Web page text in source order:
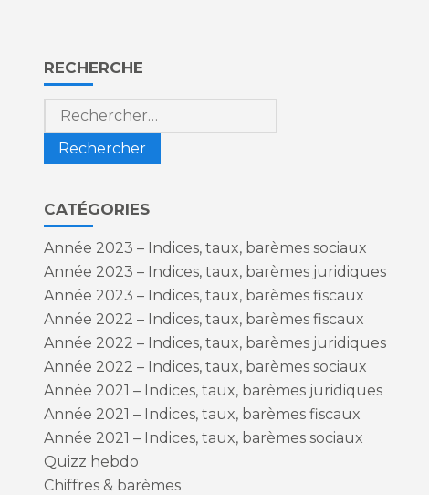
Blog
sidebar
RECHERCHE
Rechercher :
CATÉGORIES
Année 2023 – Indices, taux, barèmes sociaux
Année 2023 – Indices, taux, barèmes juridiques
Année 2023 – Indices, taux, barèmes fiscaux
Année 2022 – Indices, taux, barèmes fiscaux
Année 2022 – Indices, taux, barèmes juridiques
Année 2022 – Indices, taux, barèmes sociaux
Année 2021 – Indices, taux, barèmes juridiques
Année 2021 – Indices, taux, barèmes fiscaux
Année 2021 – Indices, taux, barèmes sociaux
Quizz hebdo
Chiffres & barèmes